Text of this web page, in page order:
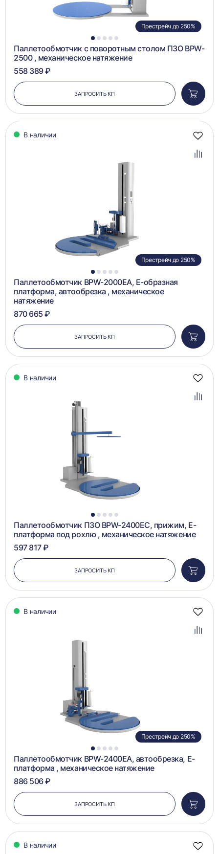
1 2 3 4 5
Престрейч до 250%
Паллетообмотчик с поворотным столом ПЗО BPW-
2500 , механическое натяжение
558 389 ₽
ЗАПРОСИТЬ КП
в
В наличии
1 2 3 4 5
Престрейч до 250%
Паллетообмотчик BPW-2000EA, Е-образная
платформа, автообрезка , механическое
натяжение
870 665 ₽
ЗАПРОСИТЬ КП
в
В наличии
1 2 3 4 5
Паллетообмотчик ПЗО BPW-2400EC, прижим, Е-
платформа под рохлю , механическое натяжение
597 817 ₽
ЗАПРОСИТЬ КП
в
В наличии
1 2 3 4 5
Престрейч до 250%
Паллетообмотчик BPW-2400EA, автообрезка, Е-
платформа , механическое натяжение
886 506 ₽
ЗАПРОСИТЬ КП
в
В наличии